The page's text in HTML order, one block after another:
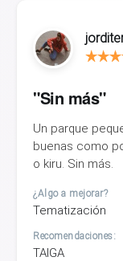
"Sin más"
Un parque
buenas como
o kiru. Sin más.
¿Algo a mejorar?
Tematización
Recomendaciones:
TAIGA